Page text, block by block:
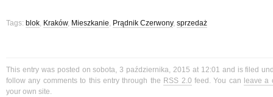
Tags: blok, Kraków, Mieszkanie, Prądnik Czerwony, sprzedaż
This entry was posted on sobota, 3 października, 2015 at 12:01 and is filed
follow any comments to this entry through the RSS 2.0 feed. You can leave a
your own site.